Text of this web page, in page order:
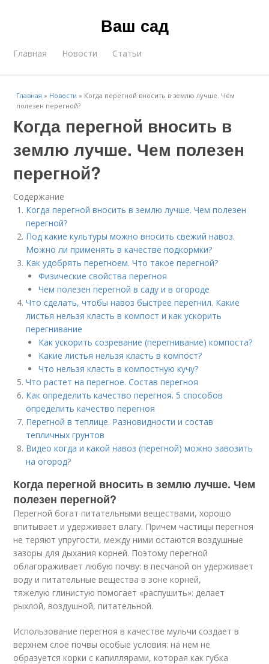
Ваш сад
Главная Новости Статьи
Главная » Новости » Когда перегной вносить в землю лучше. Чем
полезен перегной?
Когда перегной вносить в
землю лучше. Чем полезен
перегной?
Содержание
Когда перегной вносить в землю лучше. Чем полезен
перегной?
Под какие культуры можно вносить свежий навоз.
Можно ли применять в качестве подкормки?
Как удобрять перегноем. Что такое перегной?
Физические свойства перегноя
Чем полезен перегной в саду и в огороде
Что сделать, чтобы навоз быстрее перегнил. Какие
листья нельзя класть в компост и как ускорить
перегнивание
Как ускорить созревание (перегнивание) компоста?
Какие листья нельзя класть в компост?
Что нельзя класть в компостную кучу?
Что растет на перегное. Состав перегноя
Как определить качество перегноя. 5 способов
определить качество перегноя
Перегной в теплице. Разновидности и состав
тепличных грунтов
Видео когда и какой навоз (перегной) можно завозить
на огород?
Когда перегной вносить в землю лучше. Чем
полезен перегной?
Перегной богат питательными веществами, хорошо
впитывает и удерживает влагу. Причем частицы перегноя
не теряют упругости, между ними остаются воздушные
зазоры для дыхания корней. Поэтому перегной
облагораживает любую почву: в песчаной он удерживает
воду и питательные вещества в зоне корней,
тяжелую глинистую помогает «распушить»: делает
рыхлой, воздушной, питательной.
Использование перегноя в качестве мульчи создает в
верхнем слое почвы особые условия: на нем не
образуется корки с капиллярами, которая как губка